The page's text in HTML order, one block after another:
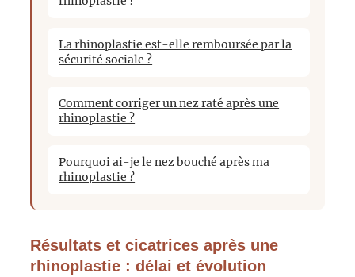
La rhinoplastie est-elle remboursée par la
sécurité sociale ?
Comment corriger un nez raté après une
rhinoplastie ?
Pourquoi ai-je le nez bouché après ma
rhinoplastie ?
Résultats et cicatrices après une
rhinoplastie : délai et évolution